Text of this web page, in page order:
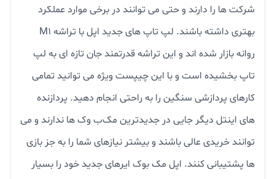
شرکت ها را دارند و حتی می توانند در برخی موارد عملکرد
بهتری داشته باشند. لپ تاپ های جدید اپل با تراشه M1
روانه بازار شده اند و این تراشه قدرتمند جان تازه ای به لپ
تاپ بخشیده است و با این چیپست ویژه می توانید تمامی
کارهای پردازشی سنگین را به راحتی انجام دهید. پردازنده‌
های اینتل دیگر جایی در جدیدترین مک‌ب وک‌ ها ندارند و می‌
توانند خریدی عالی باشند و بیشتر نیازهای شما را به جز بازی‌
ها پشتیبانی کنند. اپل مک بوک ایرهای جدید خود را بسیار